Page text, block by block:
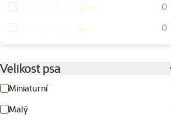
Hodnocení 40%
0
Hodnocení 20%
0
Velikost psa
Miniaturní
Malý